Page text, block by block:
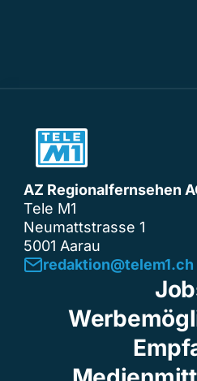
AZ Regionalfernsehen
Tele M1
Neumattstrasse 1
5001 Aarau
redaktion@telem1.ch